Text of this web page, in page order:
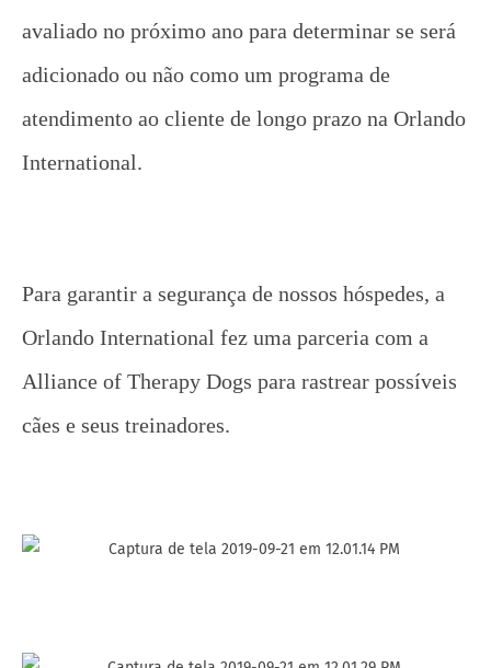
avaliado no próximo ano para determinar se será
adicionado ou não como um programa de
atendimento ao cliente de longo prazo na Orlando
International.
Para garantir a segurança de nossos hóspedes, a
Orlando International fez uma parceria com a
Alliance of Therapy Dogs para rastrear possíveis
cães e seus treinadores.